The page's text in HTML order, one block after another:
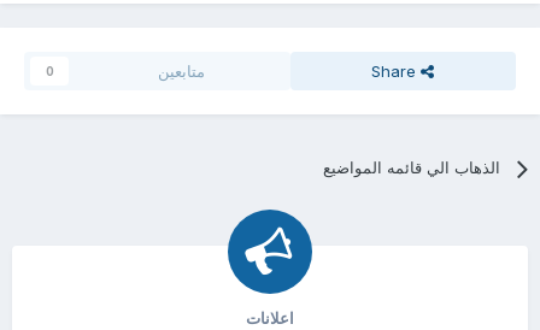
Share متابعين 0
الذهاب الي قائمه المواضيع
اعلانات